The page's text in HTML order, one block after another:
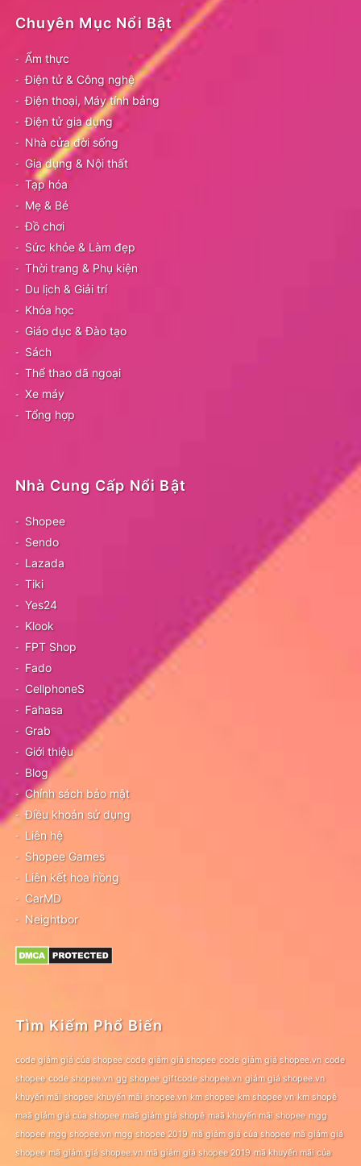
Chuyên Mục Nổi Bật
Ẩm thực
Điện tử & Công nghệ
Điện thoại, Máy tính bảng
Điện tử gia dụng
Nhà cửa đời sống
Gia dụng & Nội thất
Tạp hóa
Mẹ & Bé
Đồ chơi
Sức khỏe & Làm đẹp
Thời trang & Phụ kiện
Du lịch & Giải trí
Khóa học
Giáo dục & Đào tạo
Sách
Thể thao dã ngoại
Xe máy
Tổng hợp
Nhà Cung Cấp Nổi Bật
Shopee
Sendo
Lazada
Tiki
Yes24
Klook
FPT Shop
Fado
CellphoneS
Fahasa
Grab
Giới thiệu
Blog
Chính sách bảo mật
Điều khoản sử dụng
Liên hệ
Shopee Games
Liên kết hoa hồng
CarMD
Neightbor
Tìm Kiếm Phổ Biến
code giảm giá của shopee code giảm giá shopee code giảm giá shopee.vn code
shopee code shopee.vn gg shopee giftcode shopee.vn giảm giá shopee.vn
khuyến mãi shopee khuyến mãi shopee.vn km shopee km shopee vn km shopê
maã giảm giá của shopee maã giảm giá shopê maã khuyến mãi shopee mgg
shopee mgg shopee.vn mgg shopee 2019 mã giảm giá của shopee mã giảm giá
shopee mã giảm giá shopee.vn mã giảm giá shopee 2019 mã khuyến mãi của